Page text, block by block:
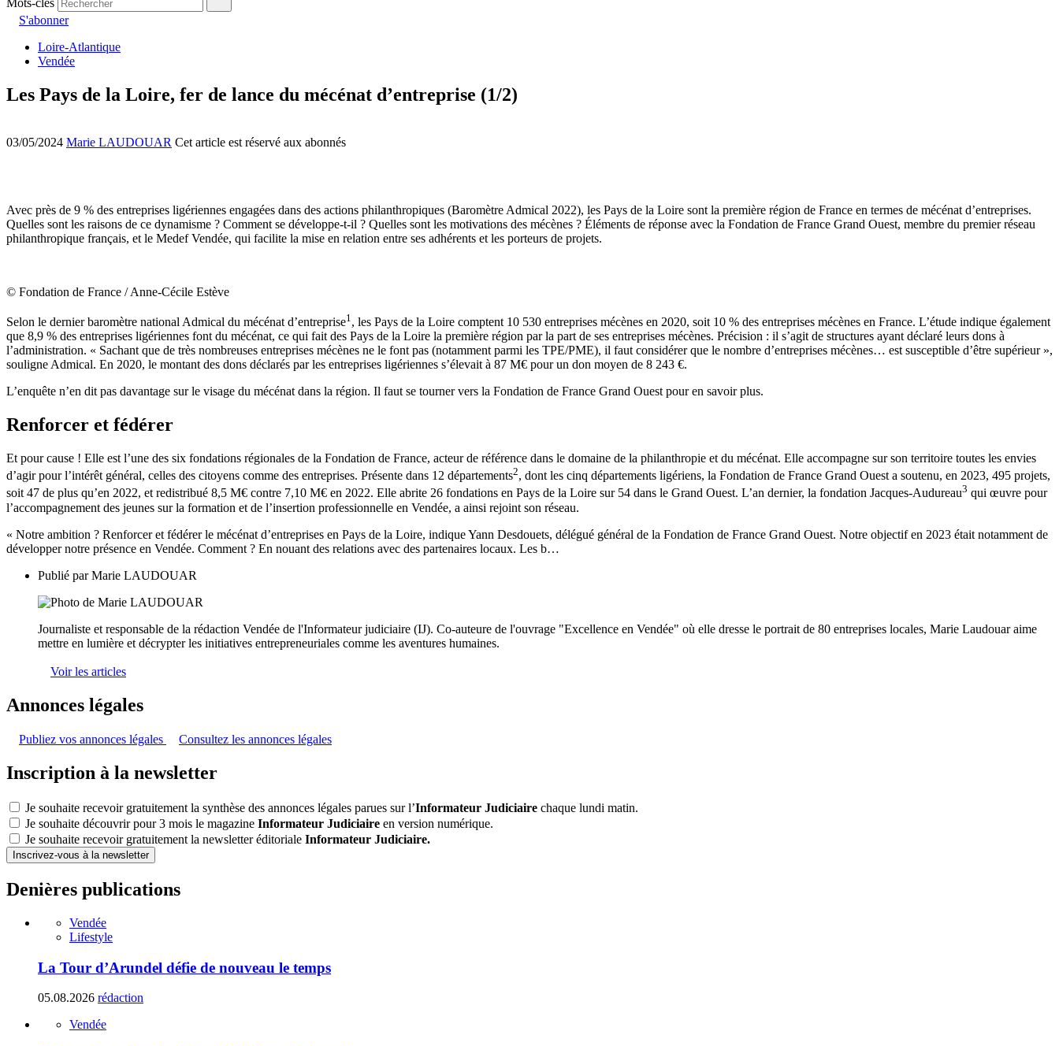
Mots-clés
S'abonner
Loire-Atlantique
Vendée
Les Pays de la Loire, fer de lance du mécénat d’entreprise (1/2)
03/05/2024 Marie LAUDOUAR Cet article est réservé aux abonnés
Avec près de 9 % des entreprises ligériennes engagées dans des actions philanthropiques (Baromètre Admical 2022), les Pays de la Loire sont la première région de France en termes de mécénat d’entreprises.
Quelles sont les raisons de ce dynamisme ? Comment se développe-t-il ? Quelles sont les motivations des mécènes ? Éléments de réponse avec la Fondation de France Grand Ouest, membre du premier réseau
philanthropique français, et le Medef Vendée, qui facilite la mise en relation entre ses adhérents et les porteurs de projets.
© Fondation de France / Anne-Cécile Estève
Selon le dernier baromètre national Admical du mécénat d’entreprise1 , les Pays de la Loire comptent 10 530 entreprises mécènes en 2020, soit 10 % des entreprises mécènes en France. L’étude indique également
que 8,9 % des entreprises ligériennes font du mécénat, ce qui fait des Pays de la Loire la première région par la part de ses entreprises mécènes. Précision : il s’agit de structures ayant déclaré leurs dons à
l’administration. « Sachant que de très nombreuses entreprises mécènes ne le font pas (notamment parmi les TPE/PME), il faut considérer que le nombre d’entreprises mécènes… est susceptible d’être supérieur »,
souligne Admical. En 2020, le montant des dons déclarés par les entreprises ligériennes s’élevait à 87 M€ pour un don moyen de 8 243 €.
L’enquête n’en dit pas davantage sur le visage du mécénat dans la région. Il faut se tourner vers la Fondation de France Grand Ouest pour en savoir plus.
Renforcer et fédérer
Et pour cause ! Elle est l’une des six fondations régionales de la Fondation de France, acteur de référence dans le domaine de la philanthropie et du mécénat. Elle accompagne sur son territoire toutes les envies
d’agir pour l’intérêt général, celles des citoyens comme des entreprises. Présente dans 12 départements2, dont les cinq départements ligériens, la Fondation de France Grand Ouest a soutenu, en 2023, 495 projets,
soit 47 de plus qu’en 2022, et redistribué 8,5 M€ contre 7,10 M€ en 2022. Elle abrite 26 fondations en Pays de la Loire sur 54 dans le Grand Ouest. L’an dernier, la fondation Jacques-Audureau3 qui œuvre pour
l’accompagnement des jeunes sur la formation et de l’insertion professionnelle en Vendée, a ainsi rejoint son réseau.
« Notre ambition ? Renforcer et fédérer le mécénat d’entreprises en Pays de la Loire, indique Yann Desdouets, délégué général de la Fondation de France Grand Ouest. Notre objectif en 2023 était notamment de
développer notre présence en Vendée. Comment ? En nouant des relations avec des partenaires locaux. Les b…
Publié parMarie LAUDOUAR
Journaliste et responsable de la rédaction Vendée de l'Informateur judiciaire (IJ). Co-auteure de l'ouvrage "Excellence en Vendée" où elle dresse le portrait de 80 entreprises locales, Marie Laudouar aime
mettre en lumière et décrypter les initiatives entrepreneuriales comme les aventures humaines.
Voir les articles
Annonces légales
Publiez vos annonces légales Consultez les annonces légales
Inscription à la newsletter
Je souhaite recevoir gratuitement la synthèse des annonces légales parues sur l’Informateur Judiciaire chaque lundi matin.
Je souhaite découvrir pour 3 mois le magazine Informateur Judiciaire en version numérique.
Je souhaite recevoir gratuitement la newsletter éditoriale Informateur Judiciaire.
Inscrivez-vous à la newsletter
Denières publications
Vendée
Lifestyle
La Tour d’Arundel défie de nouveau le temps
05.08.2026 rédaction
Vendée